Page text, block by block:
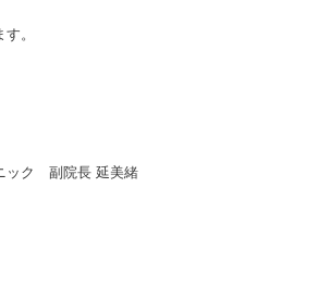
。
ック 副院長 延美緒